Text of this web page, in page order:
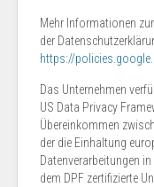
Mehr Informationen
der
https://
Das Unternehmen
US Data Privacy
Übereinkommen
der die Einhaltung
Datenverarbeitungen
dem DPF zertifizierte